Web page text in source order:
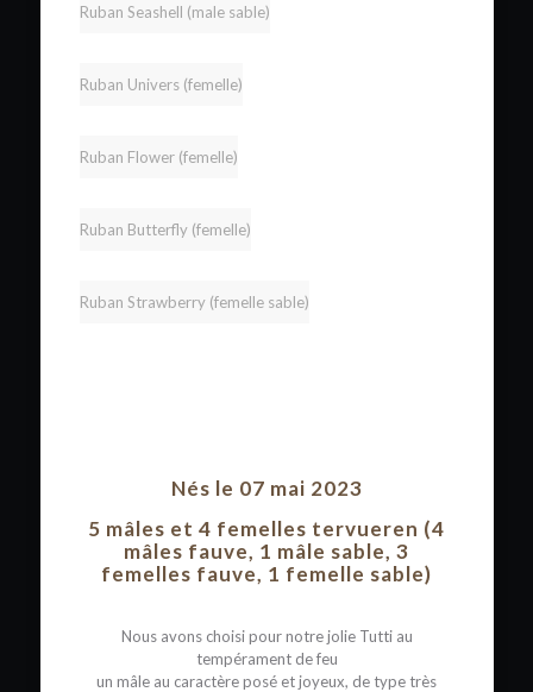
Ruban Seashell (male sable)
Ruban Univers (femelle)
Ruban Flower (femelle)
Ruban Butterfly (femelle)
Ruban Strawberry (femelle sable)
Nés le 07 mai 2023
5 mâles et 4 femelles tervueren (4
mâles fauve, 1 mâle sable, 3
femelles fauve, 1 femelle sable)
Nous avons choisi pour notre jolie Tutti au
tempérament de feu
un mâle au caractère posé et joyeux, de type très